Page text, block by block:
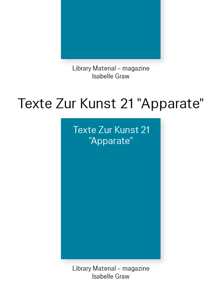
Library Material – magazine
Isabelle Graw
Texte Zur Kunst 21 "Apparate"
Texte Zur Kunst 21
"Apparate"
Library Material – magazine
Isabelle Graw